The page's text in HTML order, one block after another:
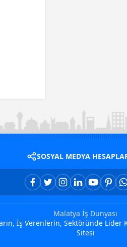
SOSYAL MEDYA
Malatya İş Dünyası
İş Verenlerin, Sektöründe Lider
Sitesi